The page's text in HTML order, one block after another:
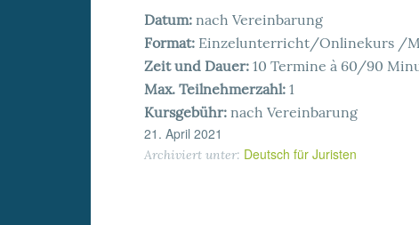
Datum: nach Vereinbarung
Format: Einzelunterricht/Onlinekurs /
Zeit und Dauer: 10 Termine à 60/90
Max. Teilnehmerzahl: 1
Kursgebühr: nach Vereinbarung
21. April 2021
Archiviert unter: Deutsch für Juristen